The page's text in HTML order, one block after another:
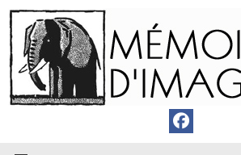
Passer
au
contenu